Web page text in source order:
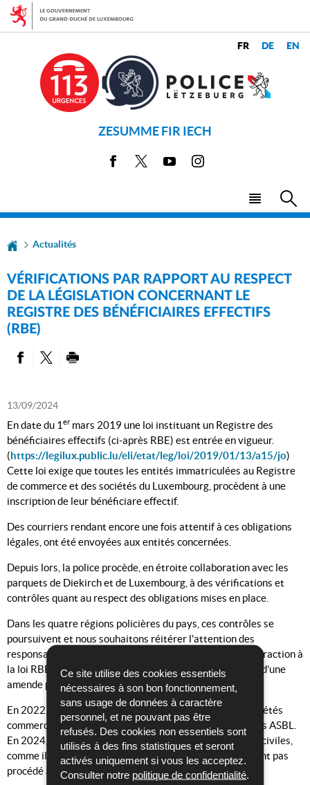
Ce site utilise des cookies essentiels
nécessaires à son bon fonctionnement,
sans usage de données à caractère
personnel, et ne pouvant pas être
refusés. Des cookies non essentiels sont
utilisés à des fins statistiques et seront
activés uniquement si vous les acceptez.
Consulter notre politique de confidentialité
Aller
Aller
ZESUMME FIR IECH
Facebook YoutubeInstagram
Menu
LANGUE
Actualités
VÉRIFICATIONS PAR RAPPORT AU RESPECT
DE LA LÉGISLATION CONCERNANT LE
REGISTRE DES BÉNÉFICIAIRES EFFECTIFS
(RBE)
13/09/2024
En date du 1 ermars 2019 une loi instituant un Registre des
bénéficiaires effectifs (ci-après RBE) est entrée en vigueur.
(https://legilux.public.lu/eli/etat/leg/loi/2019/01/13/a15/jo)
Cette loi exige que toutes les entités immatriculées au Registre
de commerce et des sociétés du Luxembourg, procèdent à une
inscription de leur bénéficiare effectif.
Des courriers rendant encore une fois attentif à ces obligations
légales, ont été envoyées aux entités concernées.
Depuis lors, la police procède, en étroite collaboration avec les
parquets de Diekirch et de Luxembourg, à des vérifications et
contrôles quant au respect des obligations mises en place.
Dans les quatre régions policières du pays, ces contrôles se
poursuivent et nous souhaitons réitérer l'attention des
responsables des différentes entités sur le fait qu'une infraction à
la loi RBE est passible de sanctions pénales, notamment d’une
amende pouvant aller de 1.250 à 1.250.000 euros.
En 2022, une attention particulière a été portée aux sociétés
commerciales, tandis qu’en 2023 l’accent a été mis sur les ASBL.
En 2024, la police se focalise davantage sur les sociétés civiles,
comme il appert qu’un grand nombre de ces dernières n’ont pas
procédé à l’inscription au RBE comme requis par la loi.